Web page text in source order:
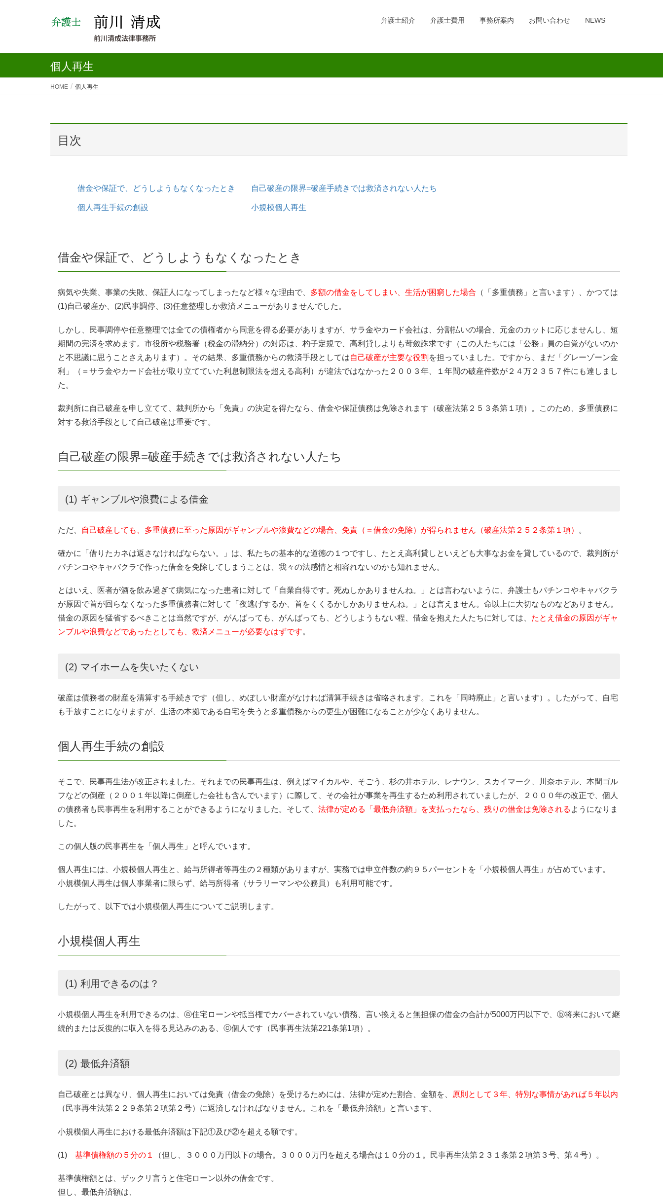
弁護士紹介 弁護士費用 事務所案内 お問い合わせ NEWS
個人再生
HOME 個人再生
⽬次
借金や保証で、どうしようもなくなったとき 自己破産の限界=破産手続きでは救済されない人たち
個人再生手続の創設 小規模個人再生
借金や保証で、どうしようもなくなったとき
病気や失業、事業の失敗、保証人になってしまったなど様々な理由で、 多額の借金をしてしまい、生活が困窮した場合 （「多重債務」と言います）、かつては
(1)自己破産か、(2)民事調停、(3)任意整理しか救済メニューがありませんでした。
しかし、民事調停や任意整理では全ての債権者から同意を得る必要がありますが、サラ金やカード会社は、分割払いの場合、元金のカットに応じませんし、短
期間の完済を求めます。市役所や税務署（税金の滞納分）の対応は、杓子定規で、高利貸しよりも苛斂誅求です（この人たちには「公務」員の自覚がないのか
と不思議に思うことさえあります）。その結果、多重債務からの救済手段としては自己破産が主要な役割 を担っていました。ですから、まだ「グレーゾーン金
利」（＝サラ金やカード会社が取り立てていた利息制限法を超える高利）が違法ではなかった２００３年、１年間の破産件数が２４万２３５７件にも達しまし
た。
裁判所に自己破産を申し立てて、裁判所から「免責」の決定を得たなら、借金や保証債務は免除されます（破産法第２５３条第１項）。このため、多重債務に
対する救済手段として自己破産は重要です。
自己破産の限界=破産手続きでは救済されない人たち
(1) ギャンブルや浪費による借金
ただ、 自己破産しても、多重債務に至った原因がギャンブルや浪費などの場合、免責（＝借金の免除）が得られません（破産法第２５２条第１項） 。
確かに「借りたカネは返さなければならない。」は、私たちの基本的な道徳の１つですし、たとえ高利貸しといえども大事なお金を貸しているので、裁判所が
パチンコやキャバクラで作った借金を免除してしまうことは、我々の法感情と相容れないのかも知れません。
とはいえ、医者が酒を飲み過ぎて病気になった患者に対して「自業自得です。死ぬしかありませんね。」とは言わないように、弁護士もパチンコやキャバクラ
が原因で首が回らなくなった多重債務者に対して「夜逃げするか、首をくくるかしかありませんね。」とは言えません。命以上に大切なものなどありません。
借金の原因を猛省するべきことは当然ですが、がんばっても、がんばっても、どうしようもない程、借金を抱えた人たちに対しては、 たとえ借金の原因がギャ
ンブルや浪費などであったとしても、救済メニューが必要なはずです。
(2) マイホームを失いたくない
破産は債務者の財産を清算する手続きです（但し、めぼしい財産がなければ清算手続きは省略されます。これを「同時廃止」と言います）。したがって、自宅
も手放すことになりますが、生活の本拠である自宅を失うと多重債務からの更生が困難になることが少なくありません。
個人再生手続の創設
そこで、民事再生法が改正されました。それまでの民事再生は、例えばマイカルや、そごう、杉の井ホテル、レナウン、スカイマーク、川奈ホテル、本間ゴル
フなどの倒産（２００１年以降に倒産した会社も含んでいます）に際して、その会社が事業を再生するため利用されていましたが、２０００年の改正で、個人
の債務者も民事再生を利用することができるようになりました。そして、 法律が定める「最低弁済額」を支払ったなら、残りの借金は免除される ようになりま
した。
この個人版の民事再生を「個人再生」と呼んでいます。
個人再生には、小規模個人再生と、給与所得者等再生の２種類がありますが、実務では申立件数の約９５パーセントを「小規模個人再生」が占めています。
小規模個人再生は個人事業者に限らず、給与所得者（サラリーマンや公務員）も利用可能です。
したがって、以下では小規模個人再生についてご説明します。
小規模個人再生
(1) 利用できるのは？
小規模個人再生を利用できるのは、ⓐ住宅ローンや抵当権でカバーされていない債務、言い換えると無担保の借金の合計が5000万円以下で、ⓑ将来において継
続的または反復的に収入を得る見込みのある、ⓒ個人です（民事再生法第221条第1項）。
(2) 最低弁済額
自己破産とは異なり、個人再生においては免責（借金の免除）を受けるためには、法律が定めた割合、金額を、 原則として３年、特別な事情があれば５年以内
（民事再生法第２２９条第２項第２号）に返済しなければなりません。これを「最低弁済額」と言います。
小規模個人再生における最低弁済額は下記①及び②を超える額です。
(1) 基準債権額の５分の１ （但し、３０００万円以下の場合。３０００万円を超える場合は１０分の１。民事再生法第２３１条第２項第３号、第４号）。
基準債権額とは、ザックリ言うと住宅ローン以外の借金です。
但し、最低弁済額は、